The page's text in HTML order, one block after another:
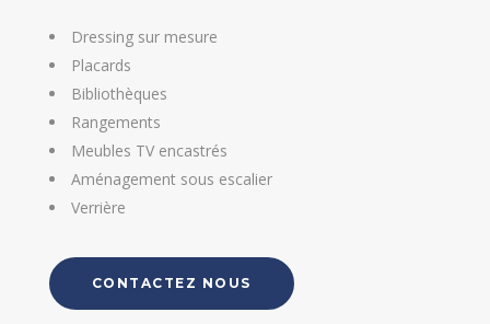
Dressing sur mesure
Placards
Bibliothèques
Rangements
Meubles TV encastrés
Aménagement sous escalier
Verrière
CONTACTEZ NOUS